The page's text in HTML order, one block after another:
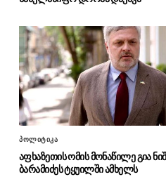
პოლიტიკა
აფხაზეთის ომის მონაწილე გია
ბარამიძეს ტყუილში ამხელს